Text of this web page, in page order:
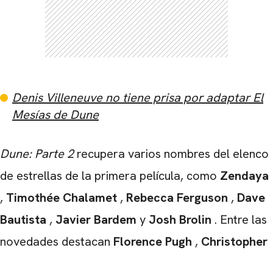
Denis Villeneuve no tiene prisa por adaptar El
Mesías de Dune
Dune: Parte 2recupera varios nombres del elenco
de estrellas de la primera película, como Zendaya
, Timothée Chalamet , Rebecca Ferguson , Dave
Bautista , Javier Bardem y Josh Brolin . Entre las
novedades destacan Florence Pugh , Christopher